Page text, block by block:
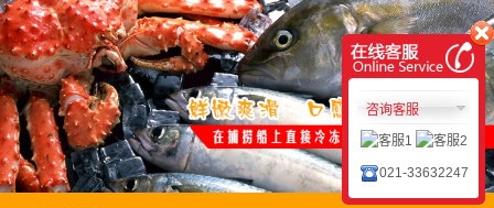
咨询客服
021-33632247